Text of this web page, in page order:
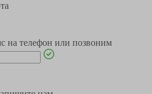
на телефон или позвоним